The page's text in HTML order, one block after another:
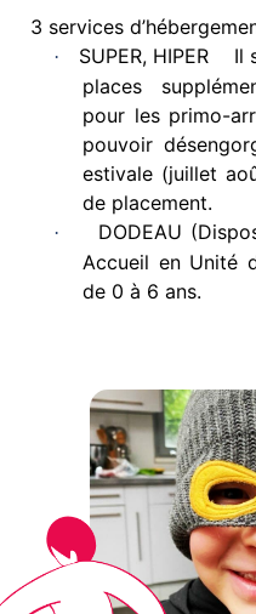
3 services
·
SUPER, HIPER Il
places
pour les primo-
pouvoir
estivale (juillet
de placement.
·
DODEAU
Accueil en Unité
de 0 à 6 ans.